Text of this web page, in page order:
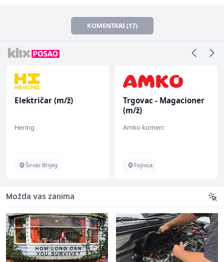
KOMENTARI (17)
Električar (m/ž)
Hering
Široki Brijeg
Trgovac - Magacioner
(m/ž)
Amko komerc
Fojnica
Možda vas zanima